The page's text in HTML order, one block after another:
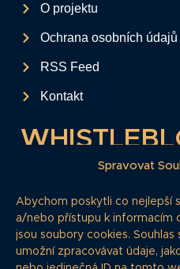
Spravovat
Abychom poskytli co nejlepší
a/nebo přístupu k informacím
jsou soubory cookies.
umožní zpracovávat údaje,
O projektu
Ochrana osobních údajů
RSS Feed
Kontakt
Tento formulář slouží
dluhopisům.
Pokud si myslíte, že
kterých by redakce